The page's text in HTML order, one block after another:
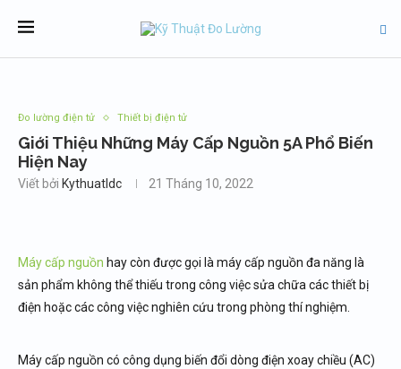
Đo lường điện tử Thiết bị điện tử
Giới Thiệu Những Máy Cấp Nguồn 5A Phổ Biến
Hiện Nay
Viết bởi Kythuatldc 21 Tháng 10, 2022
Máy cấp nguồn hay còn được gọi là máy cấp nguồn đa năng là
sản phẩm không thể thiếu trong công việc sửa chữa các thiết bị
điện hoặc các công việc nghiên cứu trong phòng thí nghiệm.
Máy cấp nguồn có công dụng biến đổi dòng điện xoay chiều (AC)